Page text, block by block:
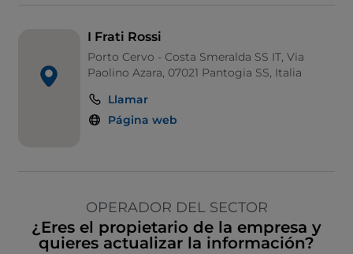
I Frati Rossi
Porto Cervo - Costa Smeralda SS IT, Via
Paolino Azara, 07021 Pantogia SS, Italia
Llamar
Página web
OPERADOR DEL SECTOR
¿Eres el propietario de la empresa y
quieres actualizar la información?